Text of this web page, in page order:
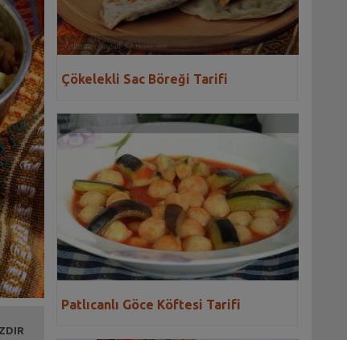
Çökelekli Sac Böreği Tarifi
Patlıcanlı Göce Köftesi Tarifi